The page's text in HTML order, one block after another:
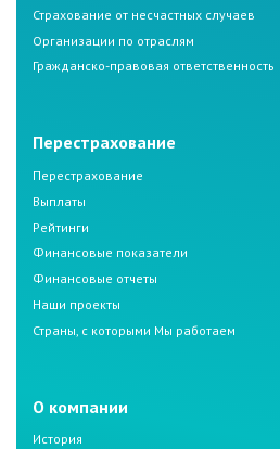
Страхование от несчастных случаев
Организации по отраслям
Гражданско-правовая ответственность
Перестрахование
Перестрахование
Выплаты
Рейтинги
Финансовые показатели
Финансовые отчеты
Наши проекты
Страны, с которыми Мы работаем
О компании
История